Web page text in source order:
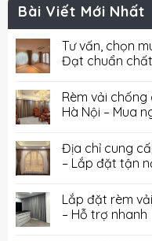
Bài Viết Mới Nhất
Tư vấn, chọn
Đạt chuẩn
Rèm vải
Hà Nội – Mua
Địa chỉ cung
– Lắp đặt tận
Lắp đặt rèm
– Hỗ trợ nhanh